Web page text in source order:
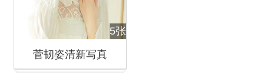
5张
菅韧姿清新写真